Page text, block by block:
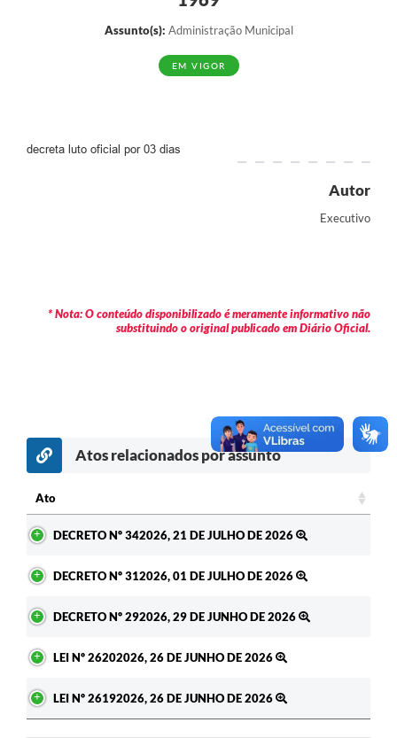
Empregos & Oportunidades
Galeria de Vídeos
Prefeito por um dia
Atendimento Médico
Assunto(s): Administração Municipal
EM VIGOR
decreta luto oficial por 03 dias
Autor
Executivo
* Nota: O conteúdo disponibilizado é meramente informativo não
substituindo o original publicado em Diário Oficial.
Atos relacionados por assunto
Ato
DECRETO Nº 342026, 21 DE JULHO DE 2026
DECRETO Nº 312026, 01 DE JULHO DE 2026
DECRETO Nº 292026, 29 DE JUNHO DE 2026
LEI Nº 26202026, 26 DE JUNHO DE 2026
LEI Nº 26192026, 26 DE JUNHO DE 2026